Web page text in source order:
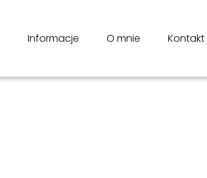
Informacje O mnie Kontakt